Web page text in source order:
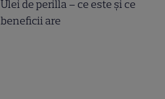
Ulei de perilla – ce este și ce
beneficii are